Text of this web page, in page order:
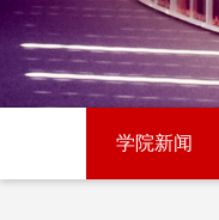
学院新闻